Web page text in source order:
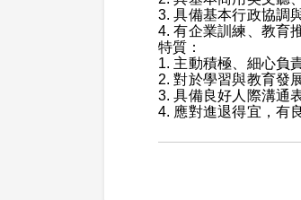
3. 具備基本行政協調
4. 有企業訓練、教育
特質：
1. 主動積極、細心負
2. 對於學習與教育發
3. 具備良好人際溝通
4. 應對進退得宜，有